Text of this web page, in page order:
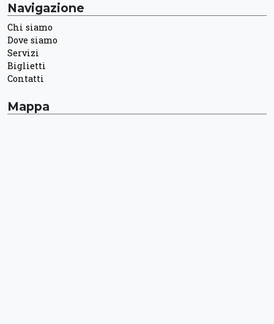
Navigazione
Chi siamo
Dove siamo
Servizi
Biglietti
Contatti
Mappa